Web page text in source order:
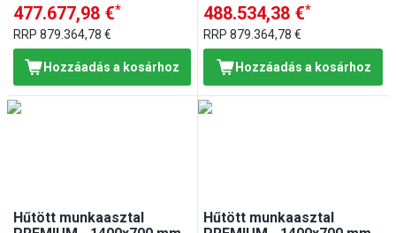
477.677,98 €*
RRP 879.364,78 €
Hozzáadás a kosárhoz
488.534,38 €*
RRP879.364,78 €
Hozzáadás a kosárhoz
Hűtött munkaasztal
Hűtött munkaasztal